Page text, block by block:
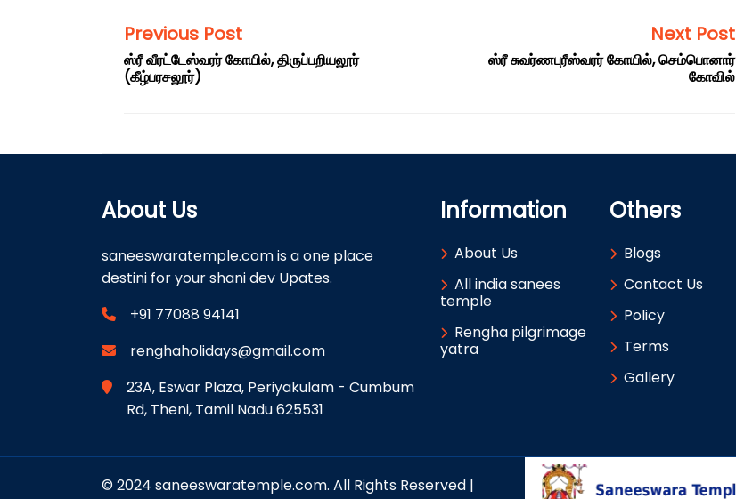
Previous Post
ஸ்ரீ வீரட்டேஸ்வரர் கோயில், திருப்பறியலூர்
(கீழ்பரசலூர்)
Next Post
ஸ்ரீ சுவர்ணபுரீஸ்வரர் கோயில், செம்பொனார்
கோவில்
About Us
saneeswaratemple.com is a one place
destini for your shani dev Upates.
+91 77088 94141
renghaholidays@gmail.com
23A, Eswar Plaza, Periyakulam - Cumbum
Rd, Theni, Tamil Nadu 625531
Information
About Us
All india sanees
temple
Rengha pilgrimage
yatra
Others
Blogs
Contact Us
Policy
Terms
Gallery
© 2024 saneeswaratemple.com. All Rights Reserved |